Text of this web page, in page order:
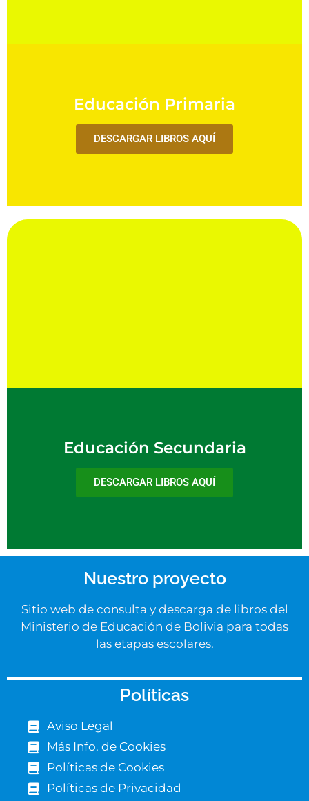
Educación Primaria
DESCARGAR LIBROS AQUÍ
Educación Secundaria
DESCARGAR LIBROS AQUÍ
Nuestro proyecto
Sitio web de consulta y descarga de libros del
Ministerio de Educación de Bolivia para todas
las etapas escolares.
Políticas
Aviso Legal
Más Info. de Cookies
Políticas de Cookies
Políticas de Privacidad